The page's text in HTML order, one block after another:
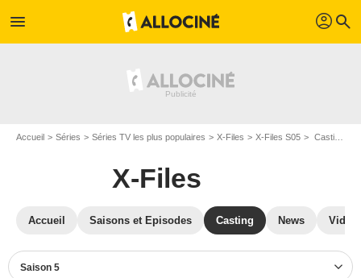
menu profil search
Accueil Séries Séries TV les plus populaires X-Files X-Files S05 Casting X-Files S05
X-Files
Accueil Saisons et Episodes Casting News
Saison 5